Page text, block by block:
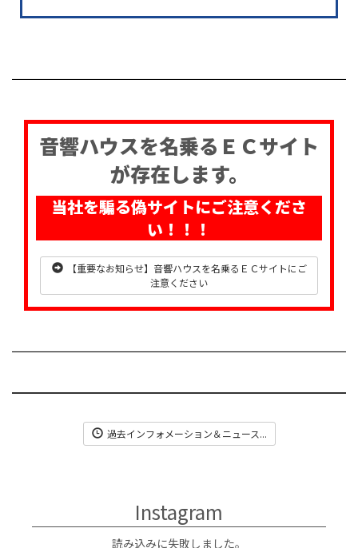
音響ハウスを名乗るＥＣサイト
が存在します。
当社を騙る偽サイトにご注意くださ
い！！！
【重要なお知らせ】音響ハウスを名乗るＥＣサイトにご
注意ください
過去インフォメーション＆ニュース...
Instagram
読み込みに失敗しました。